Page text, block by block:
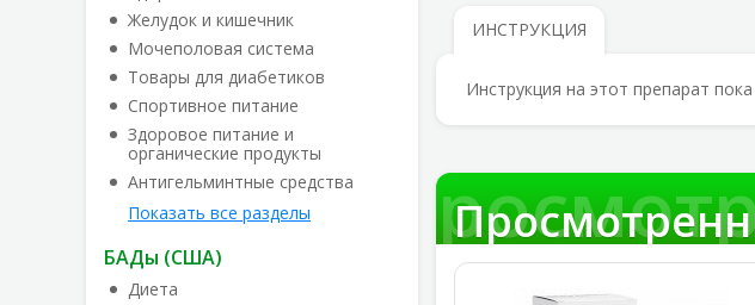
Желудок и кишечник
Мочеполовая система
Товары для диабетиков
Спортивное питание
Здоровое питание и
органические продукты
Антигельминтные средства
Показать все разделы
БАДы (США)
Диета
ИНСТРУКЦИЯ
Инструкция на этот препарат пока